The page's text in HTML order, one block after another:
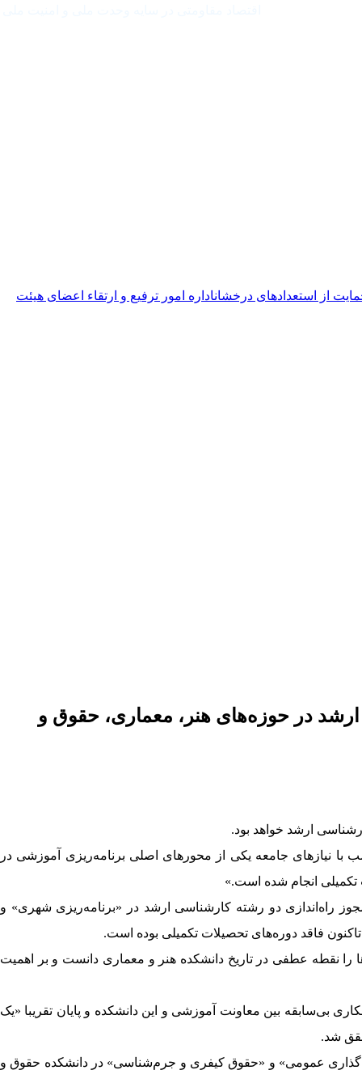
از استعدادهای درخشاناداره امور ترفیع و ارتقاء اعضای هیئت
ارشد در حوزه‌های هنر، معماری، حقوق و
با نیازهای جامعه یکی از محورهای اصلی برنامه‌ریزی آموزشی در
راه‌اندازی دو رشته کارشناسی ارشد در «برنامه‌ریزی شهری» و
را نقطه‌ عطفی در تاریخ دانشکده هنر و معماری دانست و بر اهمیت
بی‌سابقه بین معاونت آموزشی و این دانشکده و پایان تقریبا «یک
عمومی» و «حقوق کیفری و جرم‌شناسی» در دانشکده حقوق و